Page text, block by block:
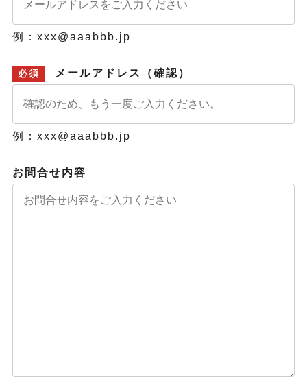
例：xxx@aaabbb.jp
必須 メールアドレス（確認）
例：xxx@aaabbb.jp
お問合せ内容